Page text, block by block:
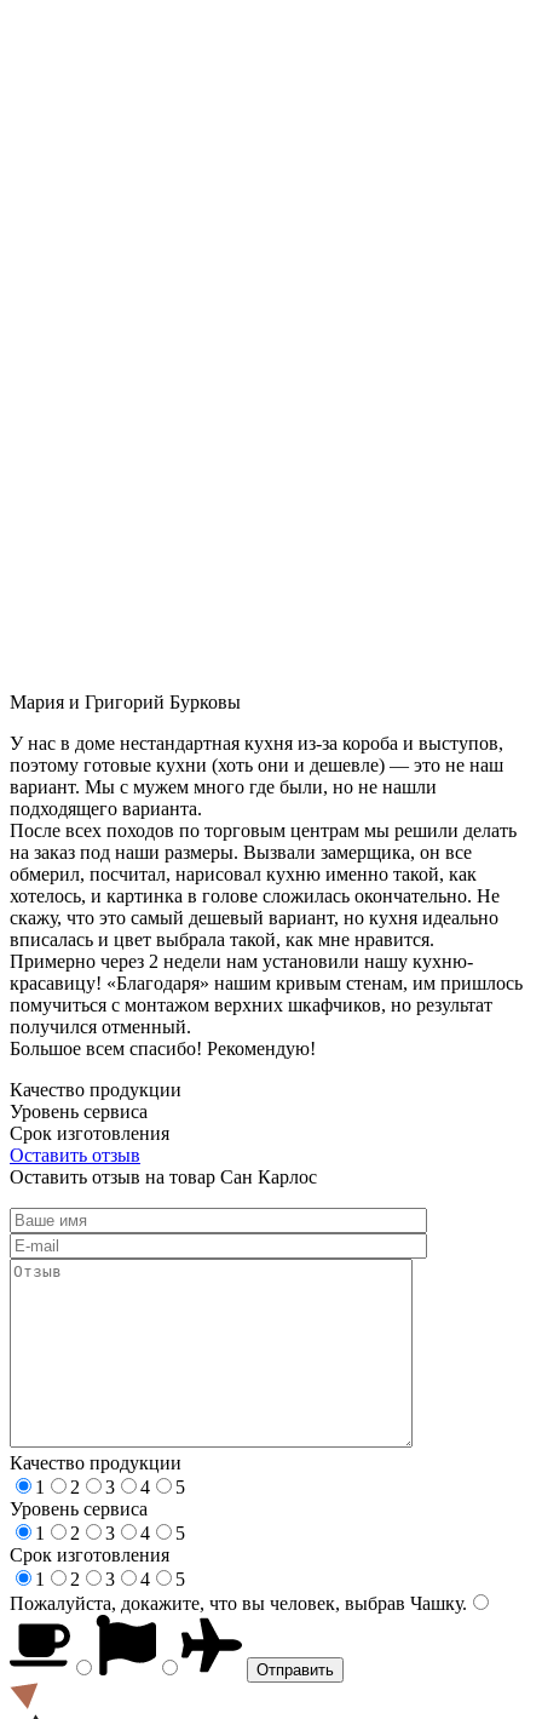
Мария и Григорий Бурковы
У нас в доме нестандартная кухня из-за короба и выступов,
поэтому готовые кухни (хоть они и дешевле) — это не наш
вариант. Мы с мужем много где были, но не нашли
подходящего варианта.
После всех походов по торговым центрам мы решили делать
на заказ под наши размеры. Вызвали замерщика, он все
обмерил, посчитал, нарисовал кухню именно такой, как
хотелось, и картинка в голове сложилась окончательно. Не
скажу, что это самый дешевый вариант, но кухня идеально
вписалась и цвет выбрала такой, как мне нравится.
Примерно через 2 недели нам установили нашу кухню-
красавицу! «Благодаря» нашим кривым стенам, им пришлось
помучиться с монтажом верхних шкафчиков, но результат
получился отменный.
Большое всем спасибо! Рекомендую!
Качество продукции
Уровень сервиса
Срок изготовления
Оставить отзыв
Оставить отзыв на товар Сан Карлос
Качество продукции
1
2 3 4
5
Уровень сервиса
1
2 3 4
5
Срок изготовления
1
2 3 4
5
Пожалуйста, докажите, что вы человек, выбрав Чашку.